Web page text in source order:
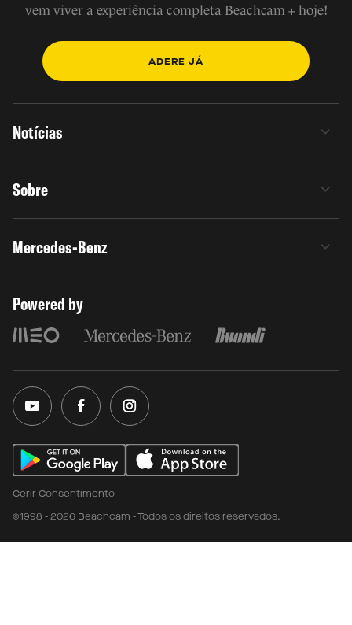
vem viver a experiência completa Beachcam + hoje!
ADERE JÁ
Notícias
Sobre
Mercedes-Benz
Powered by
Gerir Consentimento
©1998 - 2026 Beachcam - Todos os direitos reservados.